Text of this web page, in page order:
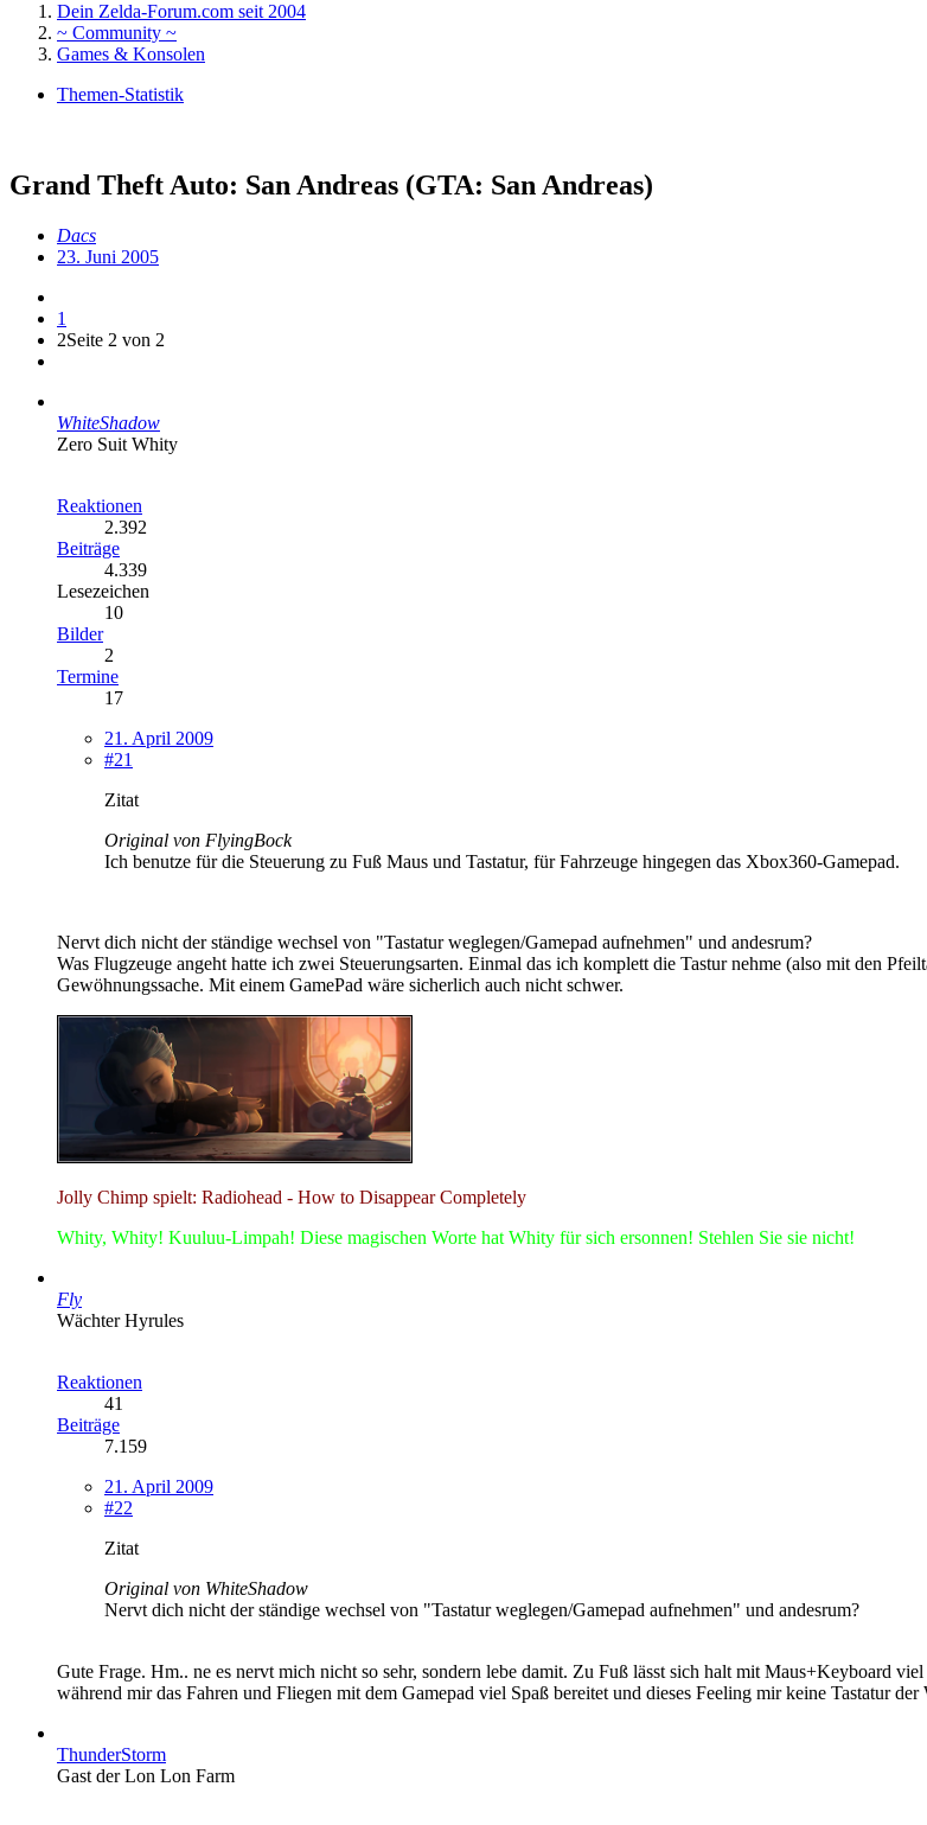
Dein Zelda-Forum.com seit 2004
~ Community ~
Games & Konsolen
Themen-Statistik
Grand Theft Auto: San Andreas (GTA: San Andreas)
Dacs
23. Juni 2005
1
2Seite 2 von 2
WhiteShadow
Zero Suit Whity
Reaktionen
2.392
Beiträge
4.339
Lesezeichen
10
Bilder
2
Termine
17
21. April 2009
#21
Zitat
Original von FlyingBock
Ich benutze für die Steuerung zu Fuß Maus und Tastatur, für Fahrzeuge hingegen das Xbox360-Gamepad.
Nervt dich nicht der ständige wechsel von "Tastatur weglegen/Gamepad aufnehmen" und andesrum?
Was Flugzeuge angeht hatte ich zwei Steuerungsarten. Einmal das ich komplett die Tastur nehme (also mit den
Gewöhnungssache. Mit einem GamePad wäre sicherlich auch nicht schwer.
Jolly Chimp spielt: Radiohead - How to Disappear Completely
Whity, Whity! Kuuluu-Limpah! Diese magischen Worte hat Whity für sich ersonnen! Stehlen Sie sie nicht!
Fly
Wächter Hyrules
Reaktionen
41
Beiträge
7.159
21. April 2009
#22
Zitat
Original von WhiteShadow
Nervt dich nicht der ständige wechsel von "Tastatur weglegen/Gamepad aufnehmen" und andesrum?
Gute Frage. Hm.. ne es nervt mich nicht so sehr, sondern lebe damit. Zu Fuß lässt sich halt mit Maus+Keyboard
während mir das Fahren und Fliegen mit dem Gamepad viel Spaß bereitet und dieses Feeling mir keine Tastatur der
ThunderStorm
Gast der Lon Lon Farm